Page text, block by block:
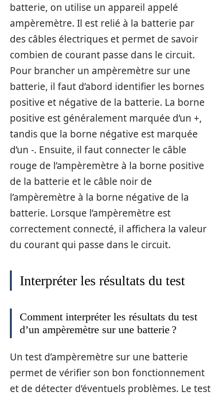
batterie, on utilise un appareil appelé
ampèremètre. Il est relié à la batterie par
des câbles électriques et permet de savoir
combien de courant passe dans le circuit.
Pour brancher un ampèremètre sur une
batterie, il faut d’abord identifier les bornes
positive et négative de la batterie. La borne
positive est généralement marquée d’un +,
tandis que la borne négative est marquée
d’un -. Ensuite, il faut connecter le câble
rouge de l’ampèremètre à la borne positive
de la batterie et le câble noir de
l’ampèremètre à la borne négative de la
batterie. Lorsque l’ampèremètre est
correctement connecté, il affichera la valeur
du courant qui passe dans le circuit.
Interpréter les résultats du test
Comment interpréter les résultats du test
d’un ampèremètre sur une batterie ?
Un test d’ampèremètre sur une batterie
permet de vérifier son bon fonctionnement
et de détecter d’éventuels problèmes. Le test